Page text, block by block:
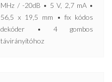
MHz / -20dB • 5 V, 2,7 mA •
56,5 x 19,5 mm • fix kódos
dekóder • 4 gombos
távirányítóhoz